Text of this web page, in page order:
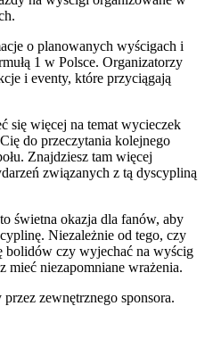
o planowanych wyścigach i
1 w Polsce. Organizatorzy
i eventy, które przyciągają
się więcej na temat wycieczek
do przeczytania kolejnego
Znajdziesz tam więcej
związanych z tą dyscypliną
świetna okazja dla fanów, aby
Niezależnie od tego, czy
bolidów czy wyjechać na wyścig
mieć niezapomniane wrażenia.
zewnętrznego sponsora.